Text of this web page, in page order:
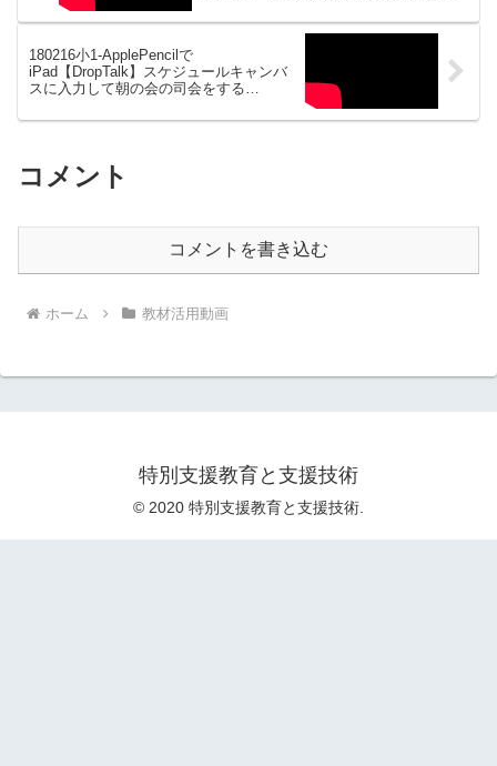
180216小1-ApplePencilで
iPad【DropTalk】スケジュールキャンバ
スに入力して朝の会の司会をする
コメント
コメントを書き込む
ホーム 教材活用動画
特別支援教育と支援技術
© 2020 特別支援教育と支援技術.